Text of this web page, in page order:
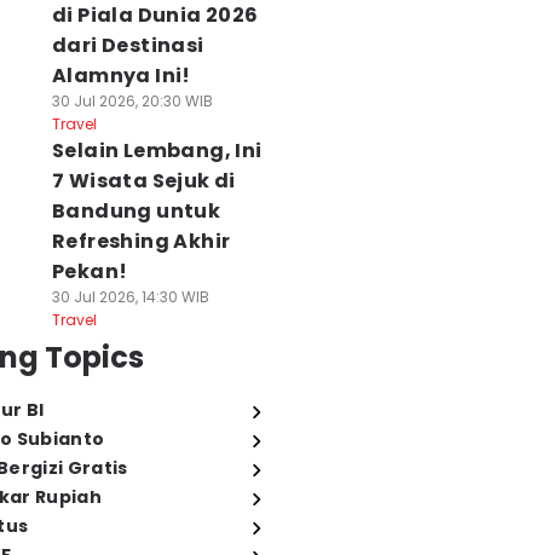
di Piala Dunia 2026
dari Destinasi
Alamnya Ini!
30 Jul 2026, 20:30 WIB
Travel
Selain Lembang, Ini
7 Wisata Sejuk di
Bandung untuk
Refreshing Akhir
Pekan!
30 Jul 2026, 14:30 WIB
Travel
Topics
BI
Subianto
Gratis
Rupiah